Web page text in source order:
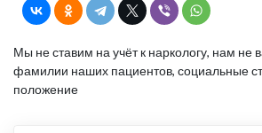
Мы не ставим на учёт к наркологу, нам не
фамилии наших пациентов, социальные
положение